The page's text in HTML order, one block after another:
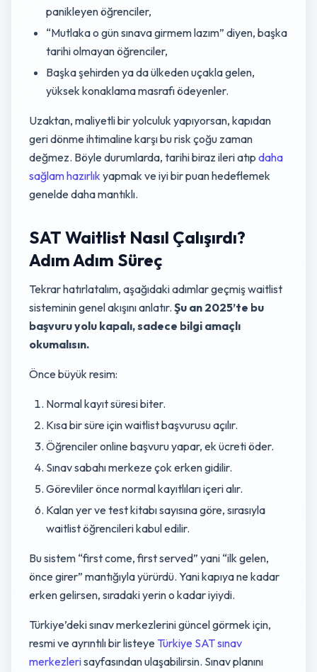
panikleyen öğrenciler,
“Mutlaka o gün sınava girmem lazım” diyen, başka
tarihi olmayan öğrenciler,
Başka şehirden ya da ülkeden uçakla gelen,
yüksek konaklama masrafı ödeyenler.
Uzaktan, maliyetli bir yolculuk yapıyorsan, kapıdan
geri dönme ihtimaline karşı bu risk çoğu zaman
değmez. Böyle durumlarda, tarihi biraz ileri atıp daha
sağlam hazırlık yapmak ve iyi bir puan hedeflemek
genelde daha mantıklı.
SAT Waitlist Nasıl Çalışırdı?
Adım Adım Süreç
Tekrar hatırlatalım, aşağıdaki adımlar geçmiş waitlist
sisteminin genel akışını anlatır. Şu an 2025’te bu
başvuru yolu kapalı, sadece bilgi amaçlı
okumalısın.
Önce büyük resim:
Normal kayıt süresi biter.
Kısa bir süre için waitlist başvurusu açılır.
Öğrenciler online başvuru yapar, ek ücreti öder.
Sınav sabahı merkeze çok erken gidilir.
Görevliler önce normal kayıtlıları içeri alır.
Kalan yer ve test kitabı sayısına göre, sırasıyla
waitlist öğrencileri kabul edilir.
Bu sistem “first come, first served” yani “ilk gelen,
önce girer” mantığıyla yürürdü. Yani kapıya ne kadar
erken gelirsen, sıradaki yerin o kadar iyiydi.
Türkiye’deki sınav merkezlerini güncel görmek için,
resmi ve ayrıntılı bir listeye Türkiye SAT sınav
merkezlerisayfasından ulaşabilirsin. Sınav planını